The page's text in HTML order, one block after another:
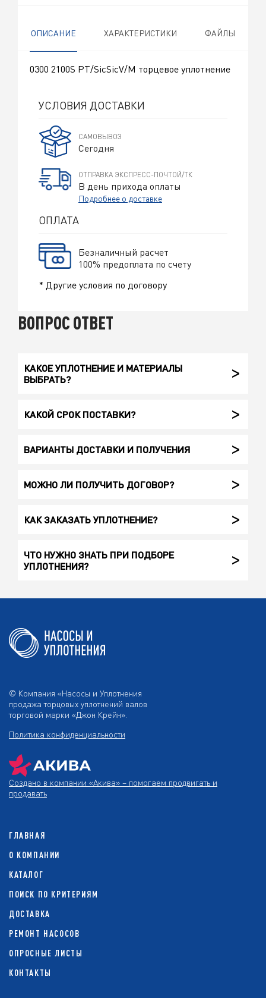
ОПИСАНИЕ ХАРАКТЕРИСТИКИ ФАЙЛЫ
0300 2100S PT/SicSicV/M торцевое уплотнение
УСЛОВИЯ ДОСТАВКИ
САМОВЫВОЗ
Сегодня
ОТПРАВКА ЭКСПРЕСС-ПОЧТОЙ/ТК
В день прихода оплаты
Подробнее о доставке
ОПЛАТА
Безналичный расчет
100% предоплата по счету
* Другие условия по договору
ВОПРОС ОТВЕТ
КАКОЕ УПЛОТНЕНИЕ И МАТЕРИАЛЫ
ВЫБРАТЬ?
КАКОЙ СРОК ПОСТАВКИ?
ВАРИАНТЫ ДОСТАВКИ И ПОЛУЧЕНИЯ
МОЖНО ЛИ ПОЛУЧИТЬ ДОГОВОР?
КАК ЗАКАЗАТЬ УПЛОТНЕНИЕ?
ЧТО НУЖНО ЗНАТЬ ПРИ ПОДБОРЕ
УПЛОТНЕНИЯ?
© Компания «Насосы и Уплотнения
продажа торцовых уплотнений валов
торговой марки «Джон Крейн».
Политика конфиденциальности
Создано в компании «Акива» – помогаем продвигать и
продавать
ГЛАВНАЯ
О КОМПАНИИ
КАТАЛОГ
ПОИСК ПО КРИТЕРИЯМ
ДОСТАВКА
РЕМОНТ НАСОСОВ
ОПРОСНЫЕ ЛИСТЫ
КОНТАКТЫ